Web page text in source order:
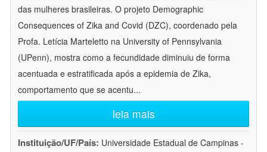
das mulheres brasileiras. O projeto Demographic
Consequences of Zika and Covid (DZC), coordenado pela
Profa. Letícia Marteletto na University of Pennsylvania
(UPenn), mostra como a fecundidade diminuiu de forma
acentuada e estratificada após a epidemia de Zika,
comportamento que se acentu...
leia mais
Instituição/UF/País: Universidade Estadual de Campinas -